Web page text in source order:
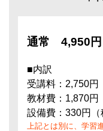
通常 4,950円
■内訳
受講料：2,750円
教材費：1,870円
設備費：330円（
上記とは別に、学習